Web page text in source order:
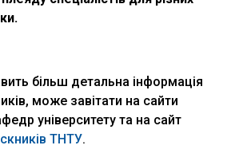
більш детальна інформація
може завітати на сайти
університету та на сайт
ТНТУ.